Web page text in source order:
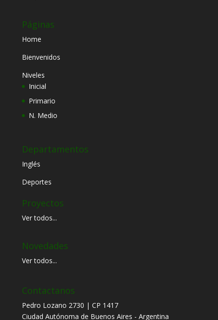
Páginas
Home
Bienvenidos
Niveles
Inicial
Primario
N. Medio
Departamentos
Inglés
Deportes
Proyectos
Ver todos...
Novedades
Ver todos...
Contactanos
Pedro Lozano 2730 | CP 1417
Ciudad Autónoma de Buenos Aires - Argentina